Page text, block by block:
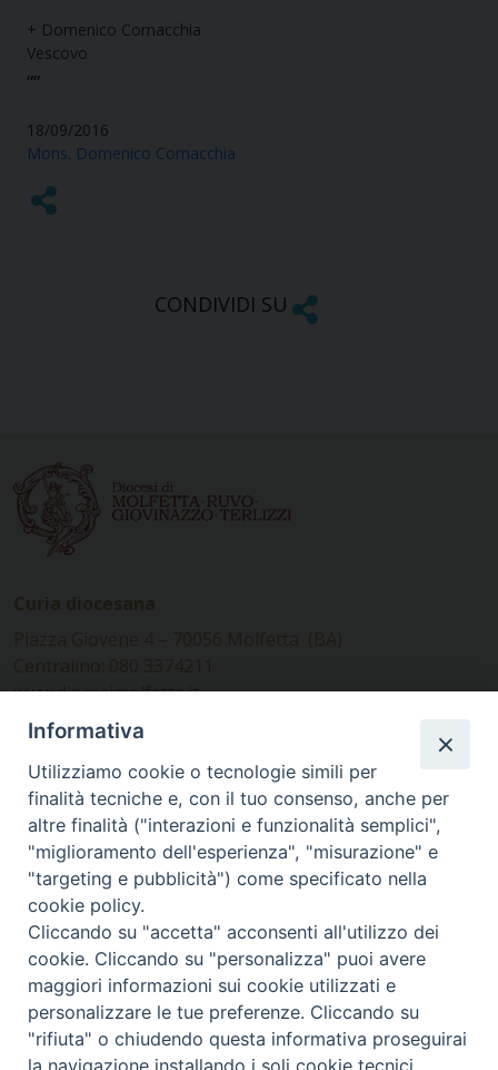
+ Domenico Cornacchia
Vescovo
””
18/09/2016
Mons. Domenico Cornacchia
CONDIVIDI SU
www.diocesimolfetta.it –
diocesimolfetta@pec.chiesacattolica.it
Ufficio Comunicazioni sociali
Piazza Giovene 4 – 70056 Molfetta (BA)
comunicazionisociali@diocesimolfetta.it
SEGUICI SU
Facebook
Instagram
X YouTube
Feed
Privacy Policy - trasparenza
Informativa
Utilizziamo cookie o tecnologie simili per
finalità tecniche e, con il tuo consenso, anche per
altre finalità ("interazioni e funzionalità semplici",
"miglioramento dell'esperienza", "misurazione" e
"targeting e pubblicità") come specificato nella
cookie policy.
Cliccando su "accetta" acconsenti all'utilizzo dei
cookie. Cliccando su "personalizza" puoi avere
maggiori informazioni sui cookie utilizzati e
personalizzare le tue preferenze. Cliccando su
"rifiuta" o chiudendo questa informativa proseguirai